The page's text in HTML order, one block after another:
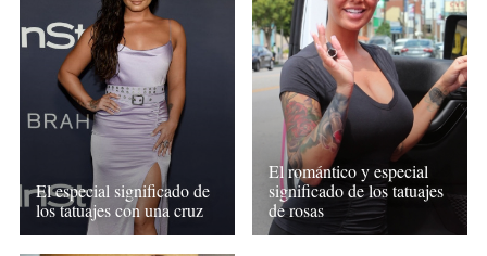
El especial significado de
los tatuajes con una cruz
El romántico y especial
significado de los tatuajes
de rosas